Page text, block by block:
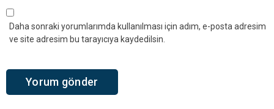
Daha sonraki yorumlarımda kullanılması için adım, e-posta adresim
ve site adresim bu tarayıcıya kaydedilsin.